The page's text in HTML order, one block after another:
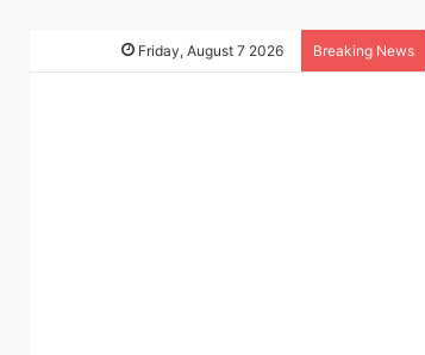
Friday, August 7 2026 Breaking News